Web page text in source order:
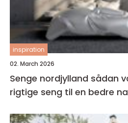
inspiration
02. March 2026
Senge nordjylland sådan vælger du den
rigtige seng til en bedre